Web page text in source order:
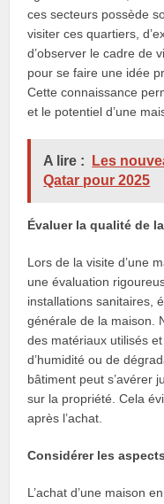
ces secteurs possède
visiter ces quartiers,
d’observer le cadre de
pour se faire une idée
Cette connaissance
et le potentiel d’une
A lire :
Les
Qatar pour 2025
Évaluer la qualité de
Lors de la visite d’une
une évaluation
installations sanitaires,
générale de la maison.
des matériaux utilisés
d’humidité ou de
bâtiment peut s’avérer
sur la propriété. Cela
après l’achat.
Considérer les
L’achat d’une maison